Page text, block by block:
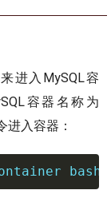
进入MySQL容
容器名称为
进入容器：
bash